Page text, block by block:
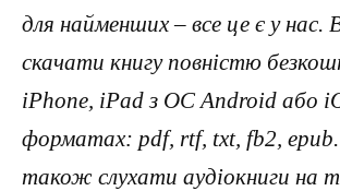
для найменших – все це є у
скачати книгу повністю
iPhone, iPad з ОС Android або
форматах: pdf, rtf, txt, fb2, epub.
також слухати аудіокниги на